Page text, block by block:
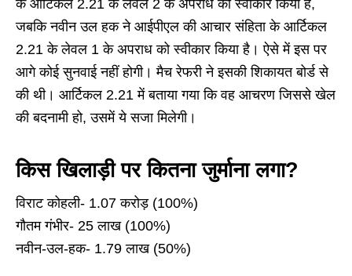
के आर्टिकल 2.21 के लेवल 2 के अपराध को स्वीकार किया है,
जबकि नवीन उल हक ने आईपीएल की आचार संहिता के आर्टिकल
2.21 के लेवल 1 के अपराध को स्वीकार किया है। ऐसे में इस पर
आगे कोई सुनवाई नहीं होगी। मैच रेफरी ने इसकी शिकायत बोर्ड से
की थी। आर्टिकल 2.21 में बताया गया कि वह आचरण जिससे खेल
की बदनामी हो, उसमें ये सजा मिलेगी।
किस खिलाड़ी पर कितना जुर्माना लगा?
विराट कोहली- 1.07 करोड़ (100%)
गौतम गंभीर- 25 लाख (100%)
नवीन-उल-हक- 1.79 लाख (50%)